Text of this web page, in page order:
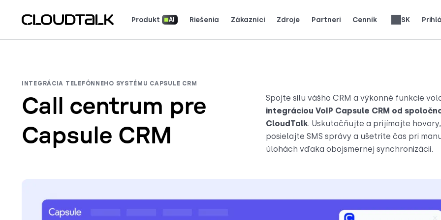
Produkt AI Riešenia Zákazníci Zdroje Partneri Cenník SK
INTEGRÁCIA TELEFÓNNEHO SYSTÉMU CAPSULE CRM
Call centrum pre
Capsule CRM
Spojte silu vášho CRM a výkonné funkcie
integráciou VoIP Capsule CRM od
CloudTalk. Uskutočňujte a prijímajte hovory,
posielajte SMS správy a ušetrite čas pri
úlohách vďaka obojsmernej synchronizácii.